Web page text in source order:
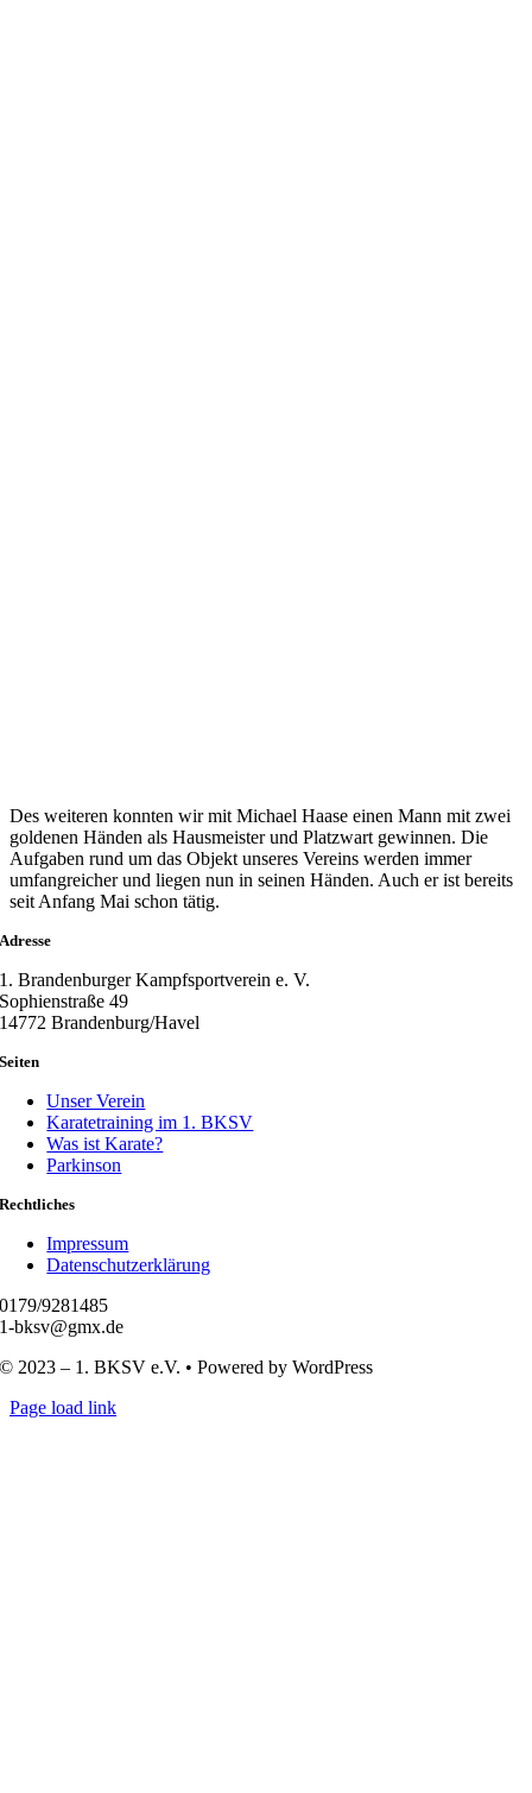
Des weiteren konnten wir mit Michael Haase einen Mann mit zwei
goldenen Händen als Hausmeister und Platzwart gewinnen. Die
Aufgaben rund um das Objekt unseres Vereins werden immer
umfangreicher und liegen nun in seinen Händen. Auch er ist bereits
seit Anfang Mai schon tätig.
Adresse
1. Brandenburger Kampfsportverein e. V.
Sophienstraße 49
14772 Brandenburg/Havel
Seiten
Unser Verein
Karatetraining im 1. BKSV
Was ist Karate?
Parkinson
Rechtliches
Impressum
Datenschutzerklärung
0179/9281485
1-bksv@gmx.de
© 2023 – 1. BKSV e.V. • Powered by WordPress
Page load link